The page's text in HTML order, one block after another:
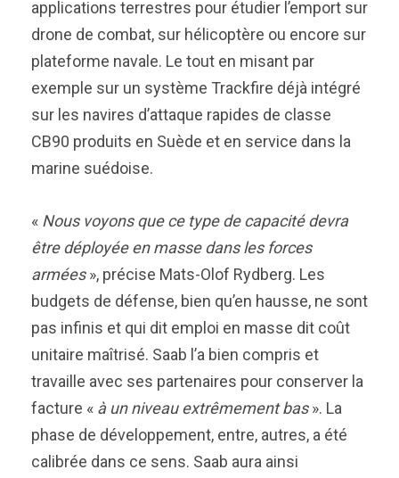
applications terrestres pour étudier l’emport sur
drone de combat, sur hélicoptère ou encore sur
plateforme navale. Le tout en misant par
exemple sur un système Trackfire déjà intégré
sur les navires d’attaque rapides de classe
CB90 produits en Suède et en service dans la
marine suédoise.
« Nous voyons que ce type de capacité devra
être déployée en masse dans les forces
armées», précise Mats-Olof Rydberg. Les
budgets de défense, bien qu’en hausse, ne sont
pas infinis et qui dit emploi en masse dit coût
unitaire maîtrisé. Saab l’a bien compris et
travaille avec ses partenaires pour conserver la
facture « à un niveau extrêmement bas». La
phase de développement, entre, autres, a été
calibrée dans ce sens. Saab aura ainsi